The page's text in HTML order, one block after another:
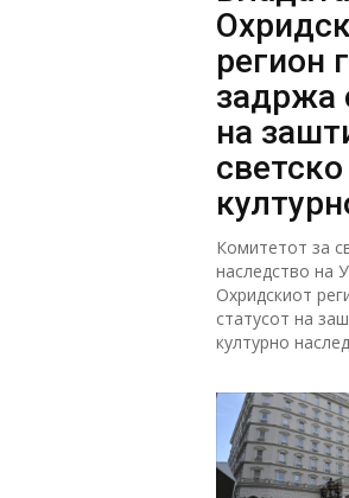
регион
задржа
на
светско
Комитетот за
наследство на
Охридскиот
статусот на
културно